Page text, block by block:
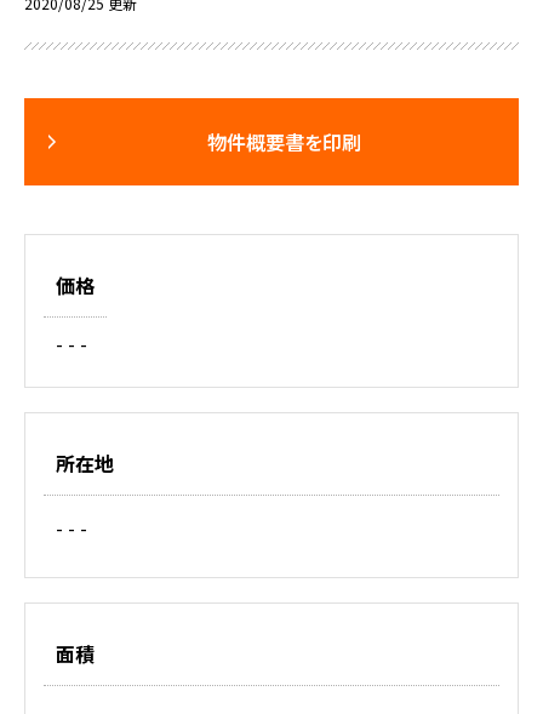
物件概要書を印刷
価格
- - -
所在地
- - -
面積